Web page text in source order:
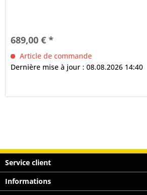
689,00 € *
Article de commande
Dernière mise à jour : 08.08.2026 14:40
Service client
Informations